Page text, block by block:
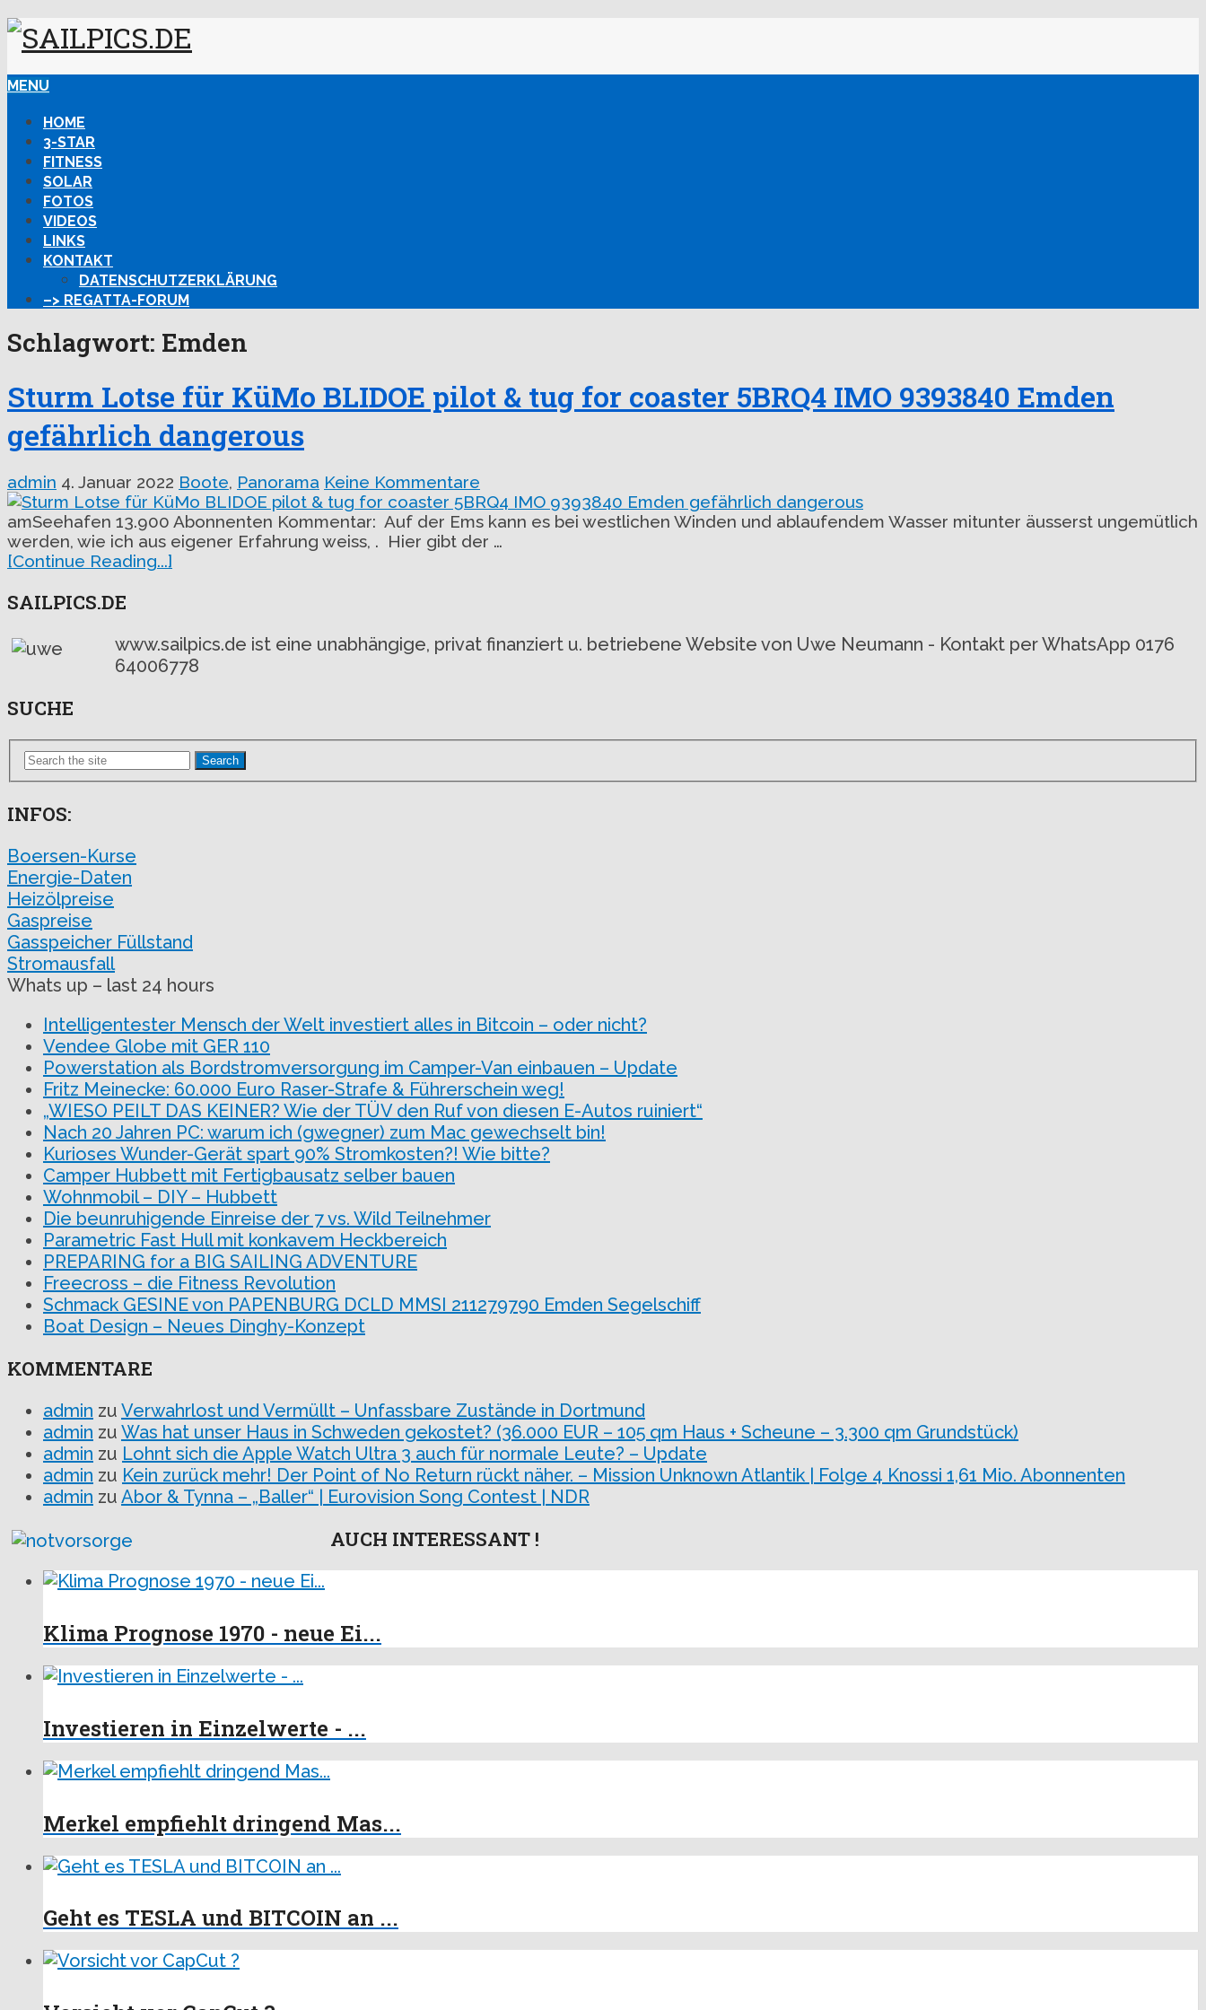
MENU
HOME
3-STAR
FITNESS
SOLAR
FOTOS
VIDEOS
LINKS
KONTAKT
DATENSCHUTZERKLÄRUNG
–> REGATTA-FORUM
Schlagwort: Emden
Sturm Lotse für KüMo BLIDOE pilot & tug for coaster 5BRQ4 IMO 9393840 Emden
gefährlich dangerous
admin 4. Januar 2022 Boote, Panorama Keine Kommentare
amSeehafen 13.900 Abonnenten Kommentar: Auf der Ems kann es bei westlichen Winden und ablaufendem Wasser mitunter äusserst ungemütlich
werden, wie ich aus eigener Erfahrung weiss, . Hier gibt der …
[Continue Reading...]
SAILPICS.DE
www.sailpics.de ist eine unabhängige, privat finanziert u. betriebene Website von Uwe Neumann - Kontakt per WhatsApp 0176
64006778
SUCHE
Search
INFOS:
Boersen-Kurse
Energie-Daten
Heizölpreise
Gaspreise
Gasspeicher Füllstand
Stromausfall
Whats up – last 24 hours
Intelligentester Mensch der Welt investiert alles in Bitcoin – oder nicht?
Vendee Globe mit GER 110
Powerstation als Bordstromversorgung im Camper-Van einbauen – Update
Fritz Meinecke: 60.000 Euro Raser-Strafe & Führerschein weg!
„WIESO PEILT DAS KEINER? Wie der TÜV den Ruf von diesen E-Autos ruiniert“
Nach 20 Jahren PC: warum ich (gwegner) zum Mac gewechselt bin!
Kurioses Wunder-Gerät spart 90% Stromkosten?! Wie bitte?
Camper Hubbett mit Fertigbausatz selber bauen
Wohnmobil – DIY – Hubbett
Die beunruhigende Einreise der 7 vs. Wild Teilnehmer
Parametric Fast Hull mit konkavem Heckbereich
PREPARING for a BIG SAILING ADVENTURE
Freecross – die Fitness Revolution
Schmack GESINE von PAPENBURG DCLD MMSI 211279790 Emden Segelschiff
Boat Design – Neues Dinghy-Konzept
KOMMENTARE
admin zu Verwahrlost und Vermüllt – Unfassbare Zustände in Dortmund
admin zu Was hat unser Haus in Schweden gekostet? (36.000 EUR – 105 qm Haus + Scheune – 3.300 qm Grundstück)
admin zu Lohnt sich die Apple Watch Ultra 3 auch für normale Leute? – Update
admin zu Kein zurück mehr! Der Point of No Return rückt näher. – Mission Unknown Atlantik | Folge 4 Knossi 1,61 Mio. Abonnenten
admin zu Abor & Tynna – „Baller“ | Eurovision Song Contest | NDR
AUCH INTERESSANT !
Klima Prognose 1970 - neue Ei...
Investieren in Einzelwerte - ...
Merkel empfiehlt dringend Mas...
Geht es TESLA und BITCOIN an ...